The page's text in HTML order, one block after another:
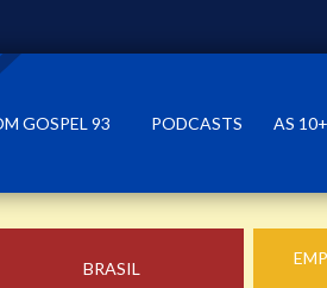
GOSPEL 93 PODCASTS AS 10+
BRASIL